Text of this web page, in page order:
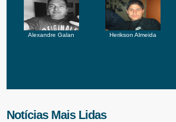
Alexandre Galan Herikson Almeida
Notícias Mais Lidas